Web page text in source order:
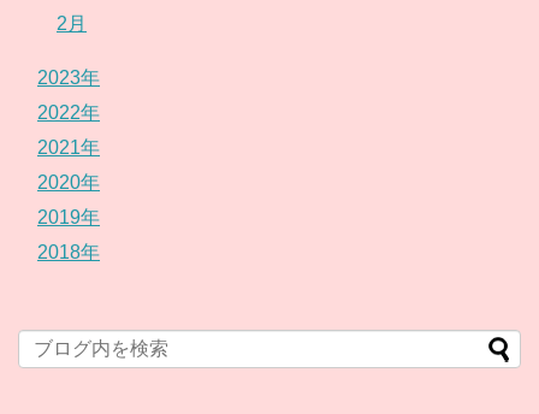
2月
2023年
2022年
2021年
2020年
2019年
2018年